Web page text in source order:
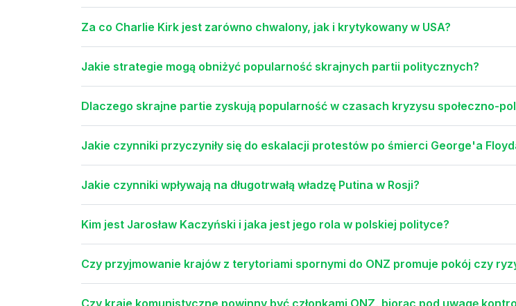
Za co Charlie Kirk jest zarówno chwalony, jak i krytykowany w USA?
Jakie strategie mogą obniżyć popularność skrajnych partii politycznych?
Dlaczego skrajne partie zyskują popularność w czasach kryzysu społeczno-
Jakie czynniki przyczyniły się do eskalacji protestów po śmierci George'a
Jakie czynniki wpływają na długotrwałą władzę Putina w Rosji?
Kim jest Jarosław Kaczyński i jaka jest jego rola w polskiej polityce?
Czy przyjmowanie krajów z terytoriami spornymi do ONZ promuje pokój czy
Czy kraje komunistyczne powinny być członkami ONZ, biorąc pod uwagę